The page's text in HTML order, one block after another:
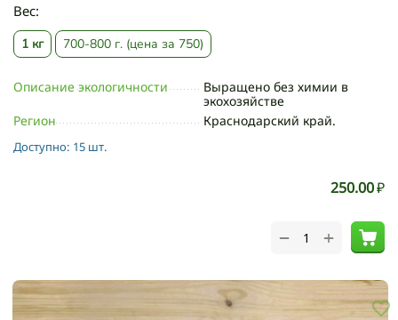
Вес:
1 кг 700-800 г. (цена за 750)
Описание экологичности
Выращено без химии в
экохозяйстве
Регион
Краснодарский край.
Доступно: 15 шт.
250.00₽
+
−